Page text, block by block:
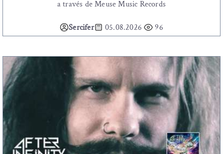
a través de Meuse Music Records
Sercifer 05.08.2026 96